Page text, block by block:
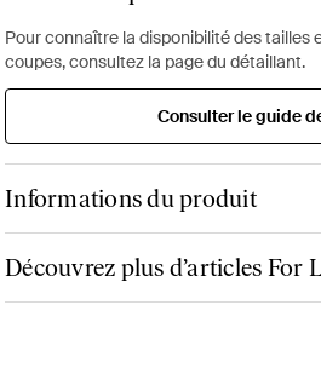
Pour connaître la disponibilité des tailles
coupes, consultez la page du détaillant.
Consulter le guide
Informations du produit
Découvrez plus d’articles For